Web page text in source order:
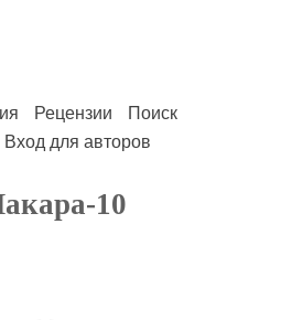
Рецензии
Поиск
Вход для авторов
10